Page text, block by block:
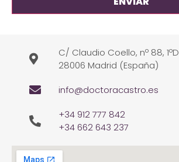
C/ Claudio Coello, nº 88, 1ºD
28006 Madrid (España)
info@doctoracastro.es
+34 912 777 842
+34 662 643 237